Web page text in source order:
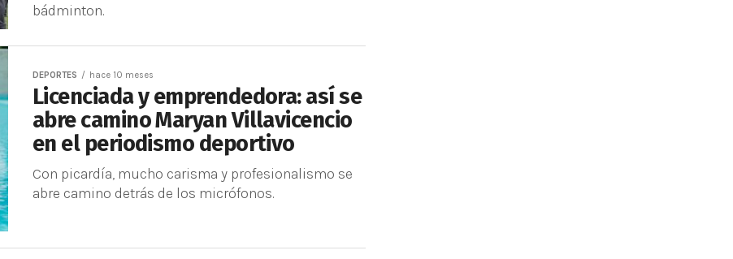
bádminton.
DEPORTES hace 10 meses
Licenciada y emprendedora: así se
abre camino Maryan Villavicencio
en el periodismo deportivo
Con picardía, mucho carisma y profesionalismo se
abre camino detrás de los micrófonos.